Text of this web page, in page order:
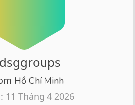
Hồ Chí Minh
11 Tháng 4 2026